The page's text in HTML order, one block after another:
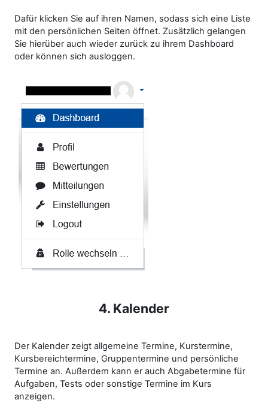
Dafür klicken Sie auf ihren Namen, sodass sich eine Liste
mit den persönlichen Seiten öffnet. Zusätzlich gelangen
Sie hierüber auch wieder zurück zu ihrem Dashboard
oder können sich ausloggen.
4. Kalender
Der Kalender zeigt allgemeine Termine, Kurstermine,
Kursbereichtermine, Gruppentermine und persönliche
Termine an. Außerdem kann er auch Abgabetermine für
Aufgaben, Tests oder sonstige Termine im Kurs
anzeigen.